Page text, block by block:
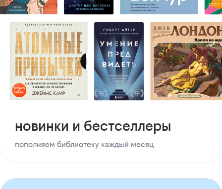
новинки и бестселлеры
пополняем библиотеку каждый месяц